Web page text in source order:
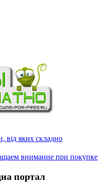
від яких складно
внимание при покупке
портал